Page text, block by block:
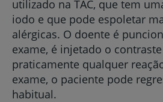
utilizado na TAC, que tem
iodo e que pode espoletar
alérgicas. O doente é
exame, é injetado o
praticamente qualquer
exame, o paciente pode
habitual.